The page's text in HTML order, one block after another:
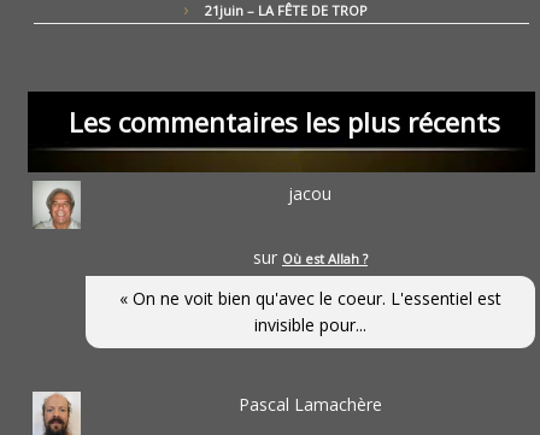
21juin – LA FÊTE DE TROP
Les commentaires les plus récents
jacou
sur Où est Allah ?
« On ne voit bien qu'avec le coeur. L'essentiel est
invisible pour...
Pascal Lamachère